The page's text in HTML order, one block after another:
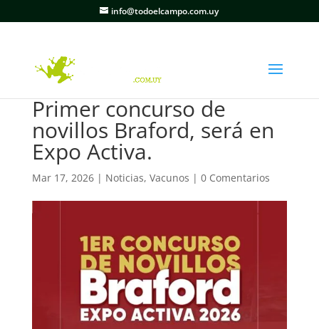
info@todoelcampo.com.uy
Primer concurso de
novillos Braford, será en
Expo Activa.
Mar 17, 2026| Noticias, Vacunos | 0 Comentarios